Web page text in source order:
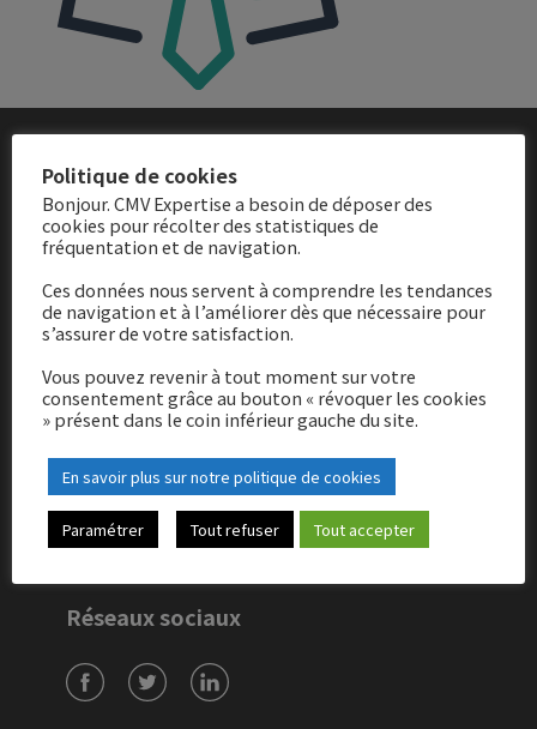
Adresse
21 rue de l’Orgeval
77120 Coulommiers
Contact
01 64 75 10 51
cabinet@cmv-expertise.fr
Réseaux sociaux
Politique de cookies
Bonjour. CMV Expertise a besoin de déposer des
cookies pour récolter des statistiques de
fréquentation et de navigation.
Ces données nous servent à comprendre les tendances
de navigation et à l’améliorer dès que nécessaire pour
s’assurer de votre satisfaction.
Vous pouvez revenir à tout moment sur votre
consentement grâce au bouton « révoquer les cookies
» présent dans le coin inférieur gauche du site.
En savoir plus sur notre politique de cookies
Paramétrer Tout refuser Tout accepter